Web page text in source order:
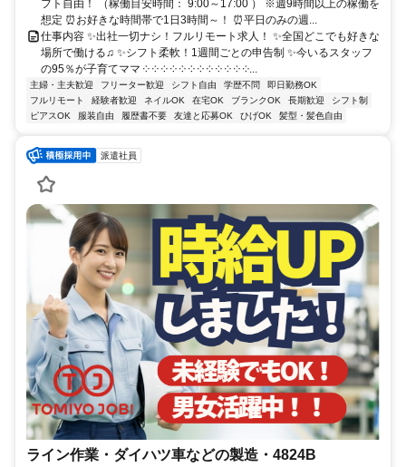
フト自由！ （稼働目安時間： 9:00～17:00 ） ※週9時間以上の稼働を
想定 ⏰お好きな時間帯で1日3時間～！ ⏰平日のみの週...
仕事内容 ✨出社一切ナシ！フルリモート求人！ ✨全国どこでも好きな
場所で働ける♫ ✨シフト柔軟！1週間ごとの申告制 ✨今いるスタッフ
の95％が子育てママ ༶ ༶ ༶ ༶ ༶ ༶ ༶ ༶ ༶ ༶ ༶ ༶...
主婦・主夫歓迎 フリーター歓迎 シフト自由 学歴不問
即日勤務OK
フルリモート
経験者歓迎 ネイルOK 在宅OK ブランクOK 長期歓迎
シフト制
ピアスOK
服装自由 履歴書不要 友達と応募OK ひげOK 髪型・髪色自由
派遣社員
ライン作業・ダイハツ車などの製造・4824B